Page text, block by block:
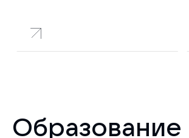
Образование